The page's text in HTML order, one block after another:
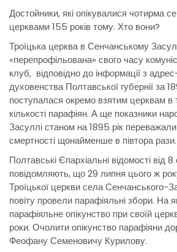
Достойники, які опікувалися чотирма
церквами 155 років тому. Хто вони?
Троїцька церква в Сенчанському
«перепрофільована» свого часу
клуб, відповідно до інформації з
духовенства Полтавської губернії за
поступалася окремо взятим церквам в
кількості парафіян. А ще показники
Засуллі станом на 1895 рік
смертності щонайменше в півтора рази.
Полтавські Єпархіальні відомості від
повідомляють, що 29 липня цього ж
Троїцької церкви села Сенчанського-
повіту провели парафіяльні збори. На
парафіяльне опікунство при своїй
роки. Очолити опікунство парафіяни
Феофану Семеновичу Курилову.